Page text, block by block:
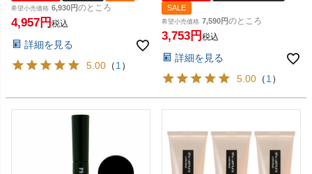
湿クリーム】【embryolisse】
【宅配便送料無料】 (5000234-
希望小売価格 6,930 のところ
4,957 税込
詳細を見る
5.00 （1）
SALE
希望小売価格 7,590 のところ
3,753 税込
詳細を見る
5.00 （1）